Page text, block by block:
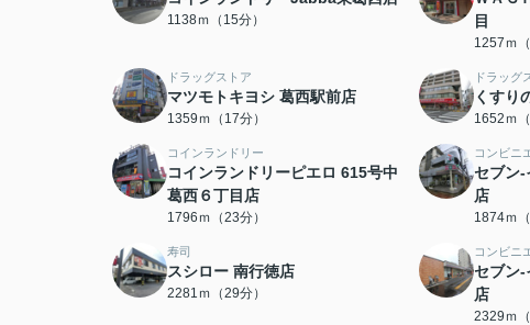
1138ｍ（15分）
目
1257ｍ（
ドラッグストア
マツモトキヨシ 葛西駅前店
1359ｍ（17分）
ドラッグ
くすり
1652ｍ（
コインランドリー
コインランドリーピエロ 615号中
葛西６丁目店
1796ｍ（23分）
コンビニ
セブン-
店
1874ｍ（
寿司
スシロー 南行徳店
2281ｍ（29分）
コンビニ
セブン-
店
2329ｍ（